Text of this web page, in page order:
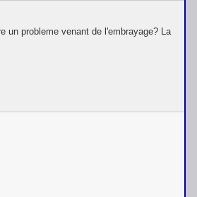
un probleme venant de l'embrayage? La